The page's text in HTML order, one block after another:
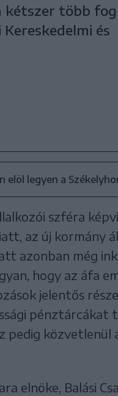
kétszer több fog
és
legyen a
szféra
az új kormány
azonban még
hogy az áfa
jelentős
pénztárcákat
pedig közvetlenül
elnöke, Balási